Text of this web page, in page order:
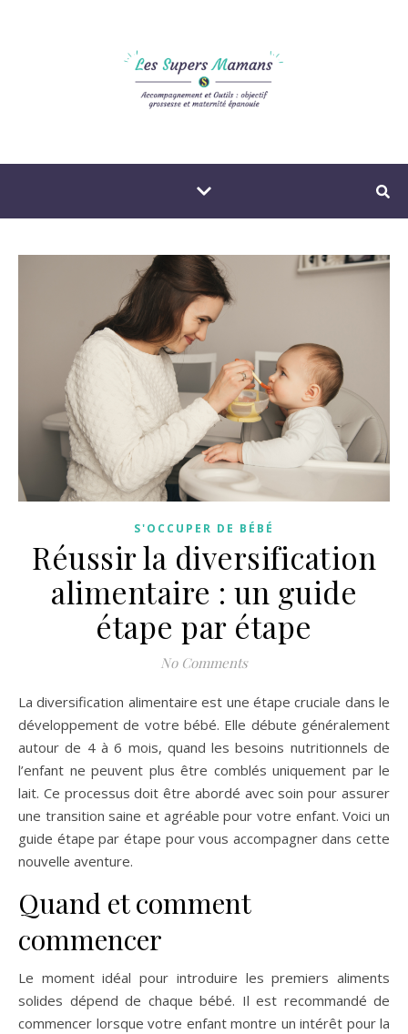
S'OCCUPER DE BÉBÉ
Réussir la diversification
alimentaire : un guide
étape par étape
No Comments
La diversification alimentaire est une étape cruciale dans le
développement de votre bébé. Elle débute généralement
autour de 4 à 6 mois, quand les besoins nutritionnels de
l’enfant ne peuvent plus être comblés uniquement par le
lait. Ce processus doit être abordé avec soin pour assurer
une transition saine et agréable pour votre enfant. Voici un
guide étape par étape pour vous accompagner dans cette
nouvelle aventure.
Quand et comment
commencer
Le moment idéal pour introduire les premiers aliments
solides dépend de chaque bébé. Il est recommandé de
commencer lorsque votre enfant montre un intérêt pour la